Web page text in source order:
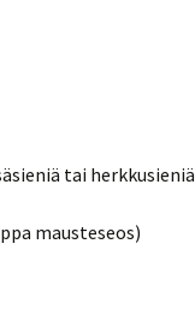
tai herkkusieniä
mausteseos)